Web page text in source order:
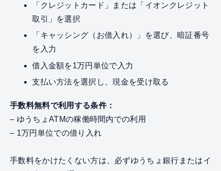
「クレジットカード」または「イオンクレジット
取引」を選択
「キャッシング（お借入れ）」を選び、暗証番号
を入力
借入金額を1万円単位で入力
支払い方法を選択し、現金を受け取る
手数料無料で利用する条件：
– ゆうちょATMの稼働時間内での利用
– 1万円単位での借り入れ
手数料をかけたくない方は、必ずゆうちょ銀行またはイ